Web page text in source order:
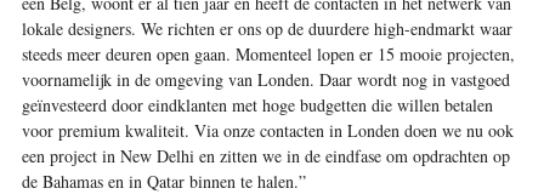
lokale designers. We richten er ons op de duurdere high-endmarkt waar
steeds meer deuren open gaan. Momenteel lopen er 15 mooie projecten,
voornamelijk in de omgeving van Londen. Daar wordt nog in vastgoed
geïnvesteerd door eindklanten met hoge budgetten die willen betalen
voor premium kwaliteit. Via onze contacten in Londen doen we nu ook
een project in New Delhi en zitten we in de eindfase om opdrachten op
de Bahamas en in Qatar binnen te halen.”